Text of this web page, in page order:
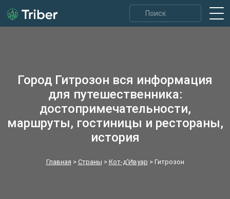
Город Гитрозон вся информация
для путешественника:
достопримечательности,
маршруты, гостиницы и рестораны,
история
Главная > Страны > Кот-д’Ивуар > Гитрозон